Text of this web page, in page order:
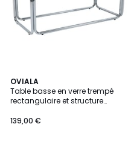
OVIALA
Table basse en verre trempé
rectangulaire et structure
139,00 €
5
/
5